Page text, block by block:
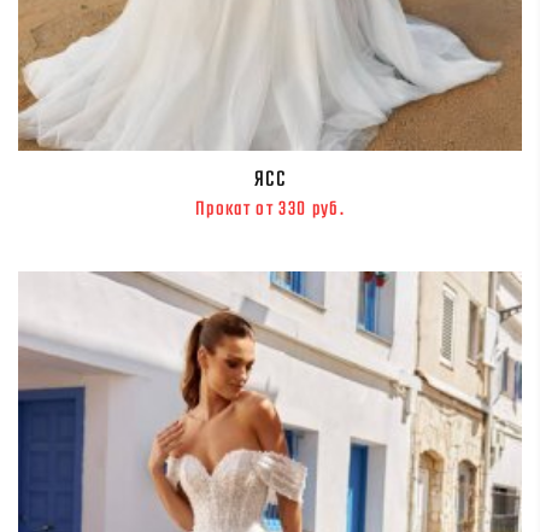
ЯСС
Прокат от 330 руб.